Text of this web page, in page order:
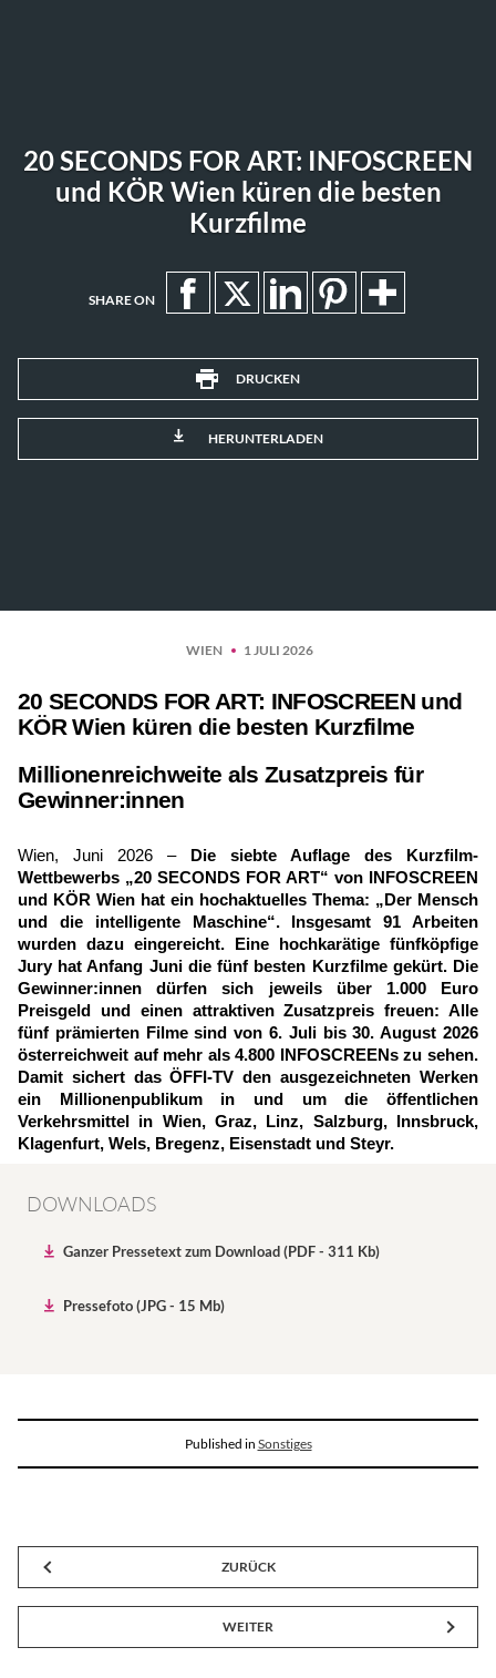
20 SECONDS FOR ART: INFOSCREEN
und KÖR Wien küren die besten
Kurzfilme
SHARE ON
DRUCKEN
HERUNTERLADEN
WIEN 1 JULI 2026
20 SECONDS FOR ART: INFOSCREEN und
KÖR Wien küren die besten Kurzfilme
Millionenreichweite als Zusatzpreis für
Gewinner:innen
Wien, Juni 2026 –Die siebte Auflage des Kurzfilm-
Wettbewerbs „20 SECONDS FOR ART“ von INFOSCREEN
und KÖR Wien hat ein hochaktuelles Thema: „Der Mensch
und die intelligente Maschine“. Insgesamt 91 Arbeiten
wurden dazu eingereicht. Eine hochkarätige fünfköpfige
Jury hat Anfang Juni die fünf besten Kurzfilme gekürt. Die
Gewinner:innen dürfen sich jeweils über 1.000 Euro
Preisgeld und einen attraktiven Zusatzpreis freuen: Alle
fünf prämierten Filme sind von 6. Juli bis 30. August 2026
österreichweit auf mehr als 4.800 INFOSCREENs zu sehen.
Damit sichert das ÖFFI-TV den ausgezeichneten Werken
ein Millionenpublikum in und um die öffentlichen
Verkehrsmittel in Wien, Graz, Linz, Salzburg, Innsbruck,
Klagenfurt, Wels, Bregenz, Eisenstadt und Steyr.
DOWNLOADS
Ganzer Pressetext zum Download (PDF - 311 Kb)
Pressefoto (JPG - 15 Mb)
Published in Sonstiges
ZURÜCK
WEITER